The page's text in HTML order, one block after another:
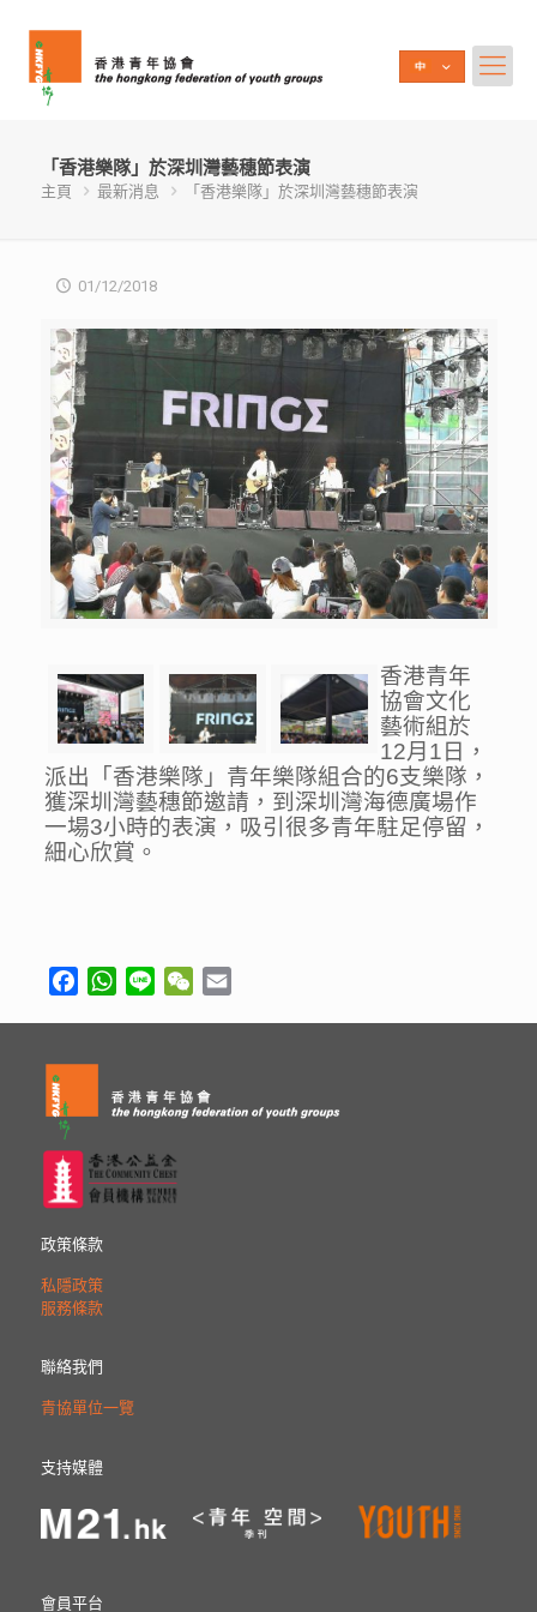
「香港樂隊」於深圳灣藝穗節表演
主頁 最新消息 「香港樂隊」於深圳灣藝穗節表演
01/12/2018
香港青年
協會文化
藝術組於
12月1日，
派出「香港樂隊」青年樂隊組合的6支樂隊，
獲深圳灣藝穗節邀請，到深圳灣海德廣場作
一場3小時的表演，吸引很多青年駐足停留，
細心欣賞。
FacebookWhatsApp
Line WeChat
政策條款
私隱政策
服務條款
聯絡我們
青協單位一覽
支持媒體
會員平台